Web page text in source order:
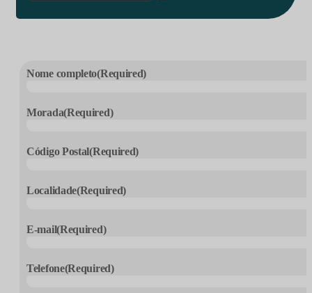
Nome completo(Required)
Morada(Required)
Código Postal(Required)
Localidade(Required)
E-mail(Required)
Telefone(Required)